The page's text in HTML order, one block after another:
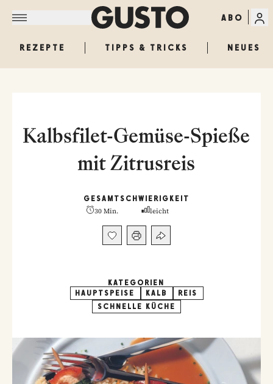
ABO
REZEPTE TIPPS & TRICKS NEUES
Kalbsfilet-Gemüse-Spieße
mit Zitrusreis
GESAMT
30 Min.
SCHWIERIGKEIT
leicht
KATEGORIEN
HAUPTSPEISE
KALB
REIS
SCHNELLE KÜCHE